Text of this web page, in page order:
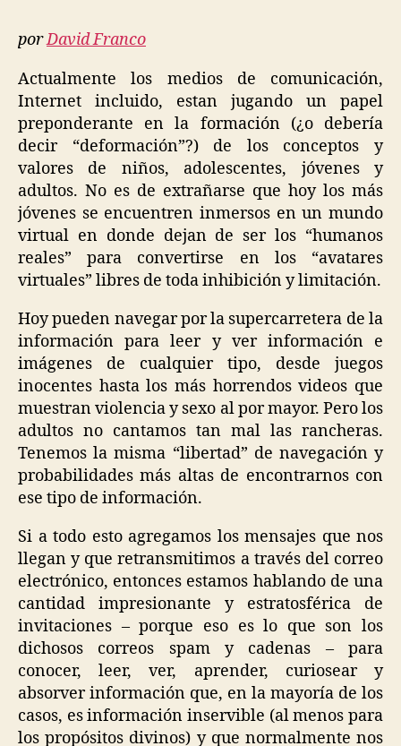
porDavid Franco
Actualmente los medios de comunicación,
Internet incluido, estan jugando un papel
preponderante en la formación (¿o debería
decir “deformación”?) de los conceptos y
valores de niños, adolescentes, jóvenes y
adultos. No es de extrañarse que hoy los más
jóvenes se encuentren inmersos en un mundo
virtual en donde dejan de ser los “humanos
reales” para convertirse en los “avatares
virtuales” libres de toda inhibición y limitación.
Hoy pueden navegar por la supercarretera de la
información para leer y ver información e
imágenes de cualquier tipo, desde juegos
inocentes hasta los más horrendos videos que
muestran violencia y sexo al por mayor. Pero los
adultos no cantamos tan mal las rancheras.
Tenemos la misma “libertad” de navegación y
probabilidades más altas de encontrarnos con
ese tipo de información.
Si a todo esto agregamos los mensajes que nos
llegan y que retransmitimos a través del correo
electrónico, entonces estamos hablando de una
cantidad impresionante y estratosférica de
invitaciones – porque eso es lo que son los
dichosos correos spam y cadenas – para
conocer, leer, ver, aprender, curiosear y
absorver información que, en la mayoría de los
casos, es información inservible (al menos para
los propósitos divinos) y que normalmente nos